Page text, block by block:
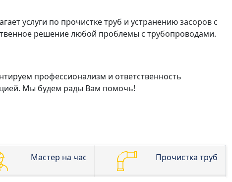
услуги по прочистке труб и устранению засоров с
решение любой проблемы с трубопроводами.
профессионализм и ответственность
Мы будем рады Вам помочь!
Мастер на час Прочистка труб